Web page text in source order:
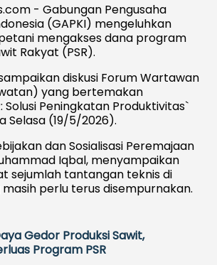
- Gabungan Pengusaha
(GAPKI) mengeluhkan
mengakses dana program
Rakyat (PSR).
diskusi Forum Wartawan
yang bertemakan
Solusi Peningkatan Produktivitas`
Selasa (19/5/2026).
dan Sosialisasi Peremajaan
Iqbal, menyampaikan
sejumlah tantangan teknis di
perlu terus disempurnakan.
Gedor Produksi Sawit,
Program PSR